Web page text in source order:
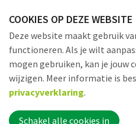
links
over
Jump
to
navigation
to
COOKIES OP DEZE WEBSITE
Deze website maakt gebruik
functioneren. Als je wilt
mogen gebruiken, kan je jouw
wijzigen. Meer informatie is
privacyverklaring.
Schakel alle cookies in